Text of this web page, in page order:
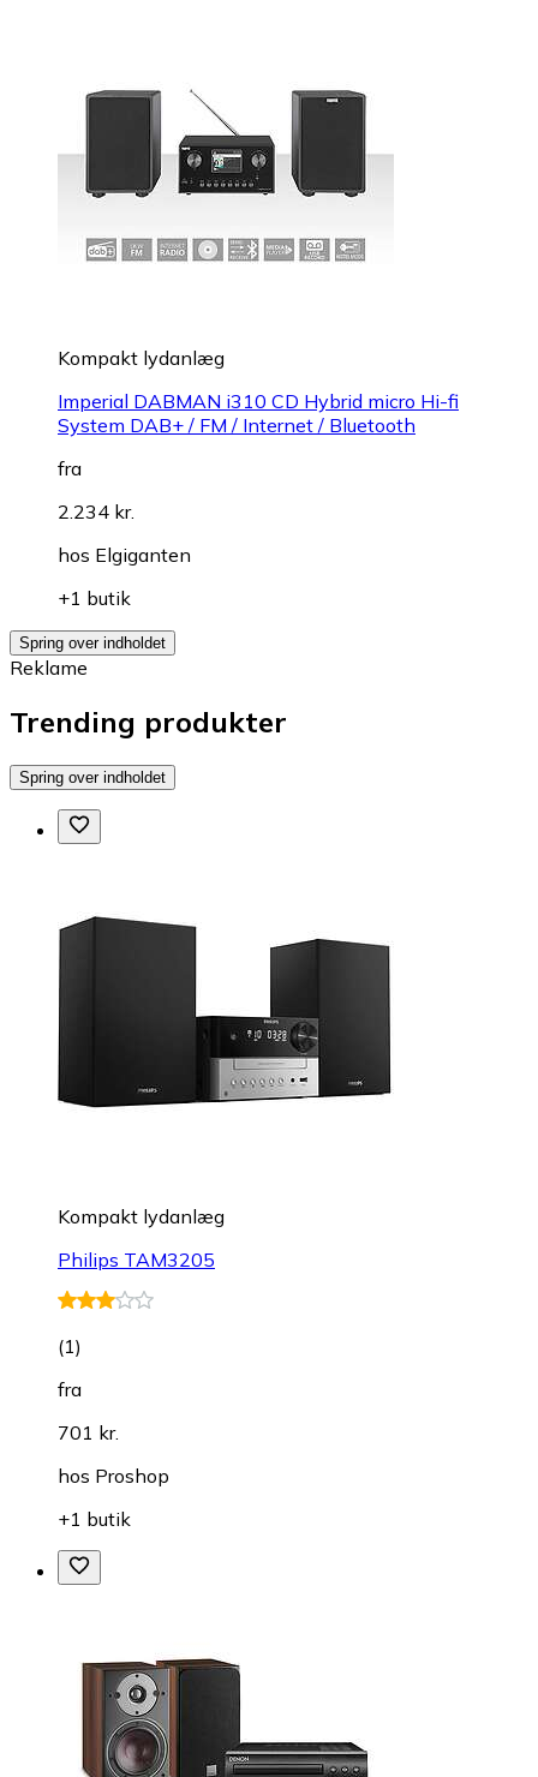
Kompakt lydanlæg
Imperial DABMAN i310 CD Hybrid micro Hi-fi
System DAB+ / FM / Internet / Bluetooth
fra
2.234 kr.
hos Elgiganten
+1 butik
Spring over indholdet
Reklame
Trending produkter
Spring over indholdet
Kompakt lydanlæg
Philips TAM3205
(1)
fra
701 kr.
hos Proshop
+1 butik